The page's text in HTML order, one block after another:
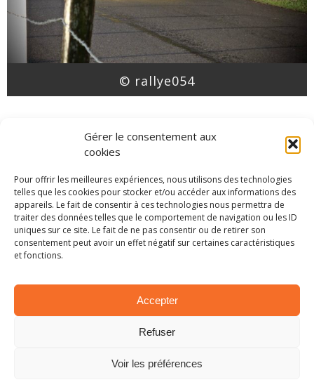
Gérer le consentement aux
cookies
Pour offrir les meilleures expériences, nous utilisons des technologies
telles que les cookies pour stocker et/ou accéder aux informations des
appareils. Le fait de consentir à ces technologies nous permettra de
traiter des données telles que le comportement de navigation ou les ID
uniques sur ce site. Le fait de ne pas consentir ou de retirer son
consentement peut avoir un effet négatif sur certaines caractéristiques
et fonctions.
Accepter
Refuser
Voir les préférences
© rallye054
Alors qu’il dominait largement la catégorie
renoncer, une nouvelle fois trahi par sa
mécanique. Se retrouvant alors esseulé en
première position, Robin Maes remporte sa
deuxième victoire de la saison et en profite pour
reprendre la tête au championnat.
Largué à plus d’une minute et demie, le local
Rainer Hermann n’aura rien su faire pour contrer
le pilote BMW. Il termine donc deuxième en
pour de l’abandon de Stefaan Prinzie, à